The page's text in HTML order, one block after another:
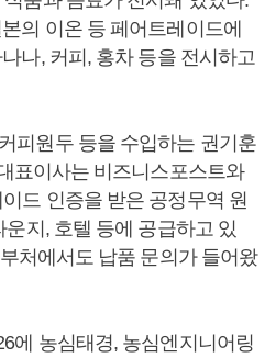
의 이온 등 페어트레이드에
나, 커피, 홍차 등을 전시하고
피원두 등을 수입하는 권기훈
표이사는 비즈니스포스트와
드 인증을 받은 공정무역 원
지, 호텔 등에 공급하고 있
처에서도 납품 문의가 들어왔
에 농심태경, 농심엔지니어링